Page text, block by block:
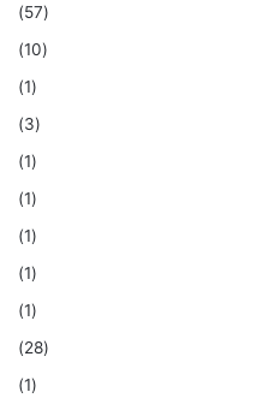
(57)
(10)
(1)
(3)
(1)
(1)
(1)
(1)
(1)
(28)
(1)